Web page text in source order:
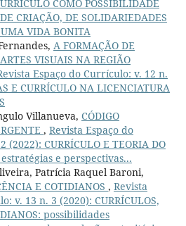
COMO POSSIBILIDADE
CRIAÇÃO, DE SOLIDARIEDADES
VIDA BONITA
A FORMAÇÃO DE
VISUAIS NA REGIÃO
Espaço do Currículo: v. 12 n.
E CURRÍCULO NA LICENCIATURA
Villanueva, CÓDIGO
, Revista Espaço do
CURRÍCULO E TEORIA DO
estratégias e perspectivas...
Patrícia Raquel Baroni,
E COTIDIANOS , Revista
v. 13 n. 3 (2020): CURRÍCULOS,
possibilidades